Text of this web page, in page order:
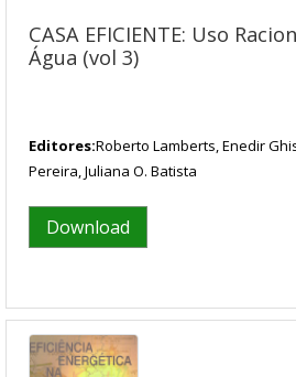
CASA EFICIENTE: Uso
Água (vol 3)
Editores:Roberto Lamberts, Enedir
Pereira, Juliana O. Batista
Download